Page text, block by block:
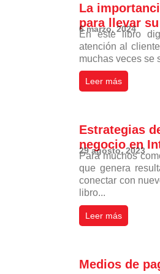
La
para llevar
6 marzo, 2024
En este libro
atención al
muchas veces se
Leer más
Estrategias
negocio en
29 agosto, 2023
Para muchos
que genera
conectar con
libro...
Leer más
Medios de